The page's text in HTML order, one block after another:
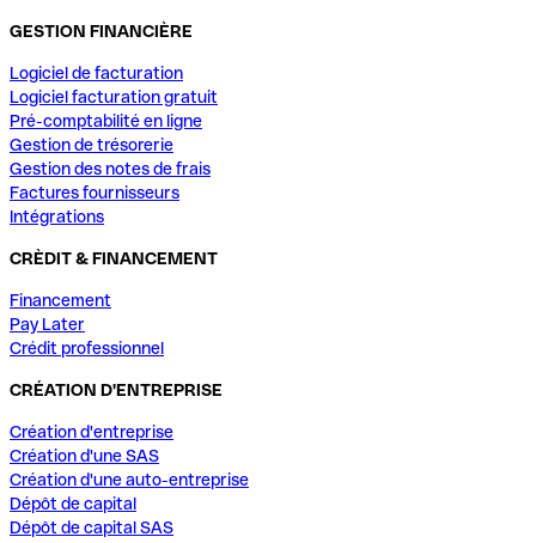
GESTION FINANCIÈRE
Logiciel de facturation
Logiciel facturation gratuit
Pré-comptabilité en ligne
Gestion de trésorerie
Gestion des notes de frais
Factures fournisseurs
Intégrations
CRÈDIT & FINANCEMENT
Financement
Pay Later
Crédit professionnel
CRÉATION D'ENTREPRISE
Création d'entreprise
Création d'une SAS
Création d'une auto-entreprise
Dépôt de capital
Dépôt de capital SAS